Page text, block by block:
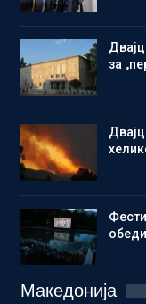
за
Македонија